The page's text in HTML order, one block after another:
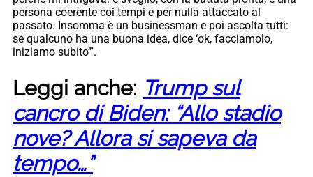
persona coerente coi tempi e per nulla attaccato al
passato. Insomma è un businessman e poi ascolta tutti:
se qualcuno ha una buona idea, dice ‘ok, facciamolo,
iniziamo subito’”.
Leggi anche: Trump sul
cancro di Biden: “Allo stadio
nove? Allora si sapeva da
tempo…”